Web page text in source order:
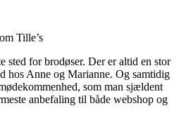
Tille’s
sted for brodøser. Der er altid en stor
hos Anne og Marianne. Og samtidig
som man sjældent
anbefaling til både webshop og